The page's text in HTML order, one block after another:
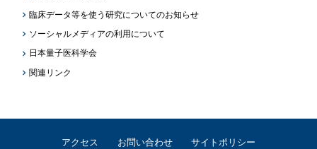
臨床データ等を使う研究についてのお知らせ
ソーシャルメディアの利用について
日本量子医科学会
関連リンク
アクセス お問い合わせ サイトポリシー